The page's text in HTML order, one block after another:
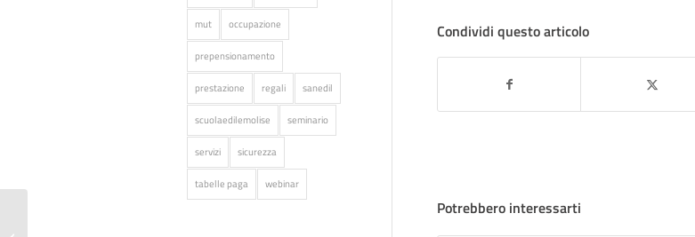
Condividi questo articolo
Potrebbero interessarti
mut occupazione
prepensionamento
prestazione regali sanedil
scuolaedilemolise seminario
servizi sicurezza
tabelle paga webinar